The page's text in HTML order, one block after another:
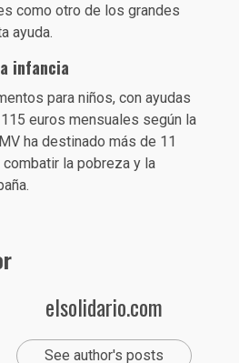
como otro de los grandes
ayuda.
infancia
para niños, con ayudas
euros mensuales según la
ha destinado más de 11
la pobreza y la
elsolidario.com
See author's posts